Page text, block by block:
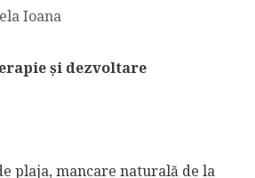
Ioana
și dezvoltare
plaja, mancare naturală de la